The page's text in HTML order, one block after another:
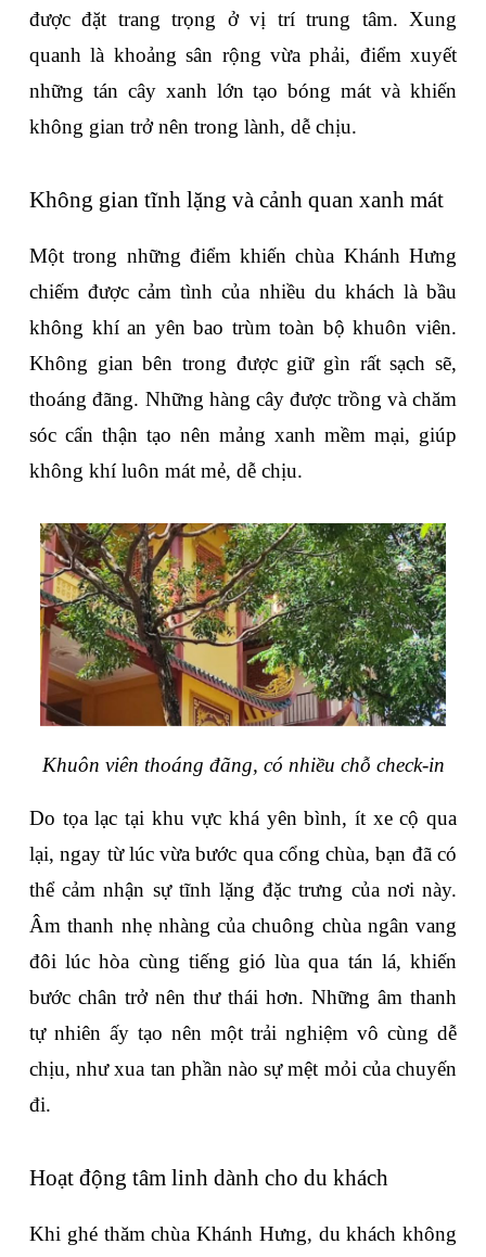
được đặt trang trọng ở vị trí trung tâm. Xung
quanh là khoảng sân rộng vừa phải, điểm xuyết
những tán cây xanh lớn tạo bóng mát và khiến
không gian trở nên trong lành, dễ chịu.
Không gian tĩnh lặng và cảnh quan xanh mát
Một trong những điểm khiến chùa Khánh Hưng
chiếm được cảm tình của nhiều du khách là bầu
không khí an yên bao trùm toàn bộ khuôn viên.
Không gian bên trong được giữ gìn rất sạch sẽ,
thoáng đãng. Những hàng cây được trồng và chăm
sóc cẩn thận tạo nên mảng xanh mềm mại, giúp
không khí luôn mát mẻ, dễ chịu.
Khuôn viên thoáng đãng, có nhiều chỗ check-in
Do tọa lạc tại khu vực khá yên bình, ít xe cộ qua
lại, ngay từ lúc vừa bước qua cổng chùa, bạn đã có
thể cảm nhận sự tĩnh lặng đặc trưng của nơi này.
Âm thanh nhẹ nhàng của chuông chùa ngân vang
đôi lúc hòa cùng tiếng gió lùa qua tán lá, khiến
bước chân trở nên thư thái hơn. Những âm thanh
tự nhiên ấy tạo nên một trải nghiệm vô cùng dễ
chịu, như xua tan phần nào sự mệt mỏi của chuyến
đi.
Hoạt động tâm linh dành cho du khách
Khi ghé thăm chùa Khánh Hưng, du khách không